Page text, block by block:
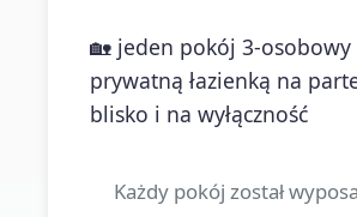
🏡 jeden pokój 3-osobowy
prywatną łazienką na
blisko i na wyłączność
Każdy pokój został